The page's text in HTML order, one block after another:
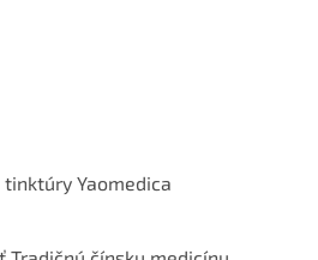
tinktúry Yaomedica